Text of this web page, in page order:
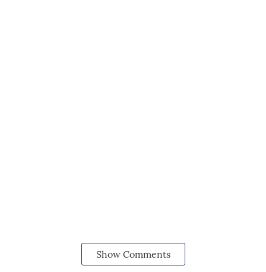
Show Comments